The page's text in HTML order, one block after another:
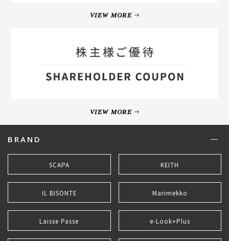
VIEW MORE
VIEW MORE
BRAND
SCAPA KEITH
IL BISONTE Marimekko
Laisse Passe e-Look+Plus